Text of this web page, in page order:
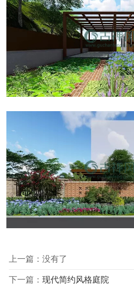
上一篇：没有了
下一篇： 现代简约风格庭院